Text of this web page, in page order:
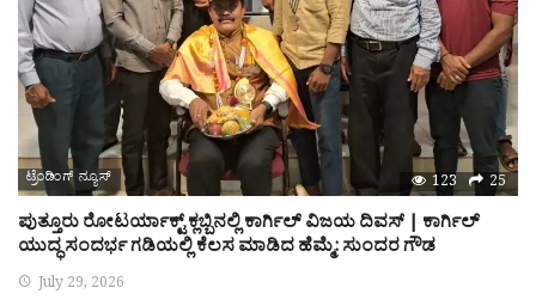
ಟ್ರೆಂಡಿಂಗ್ ನ್ಯೂಸ್ 123 25
ಪುತ್ತೂರು ರೋಟರ್ಯಾಕ್ಟ್ ಕ್ಲಬ್ಬಿನಲ್ಲಿ ಕಾರ್ಗಿಲ್ ವಿಜಯ ದಿವಸ್ | ಕಾರ್ಗಿಲ್
ಯುದ್ಧ ಸಂದರ್ಭ ಗಡಿಯಲ್ಲಿ ಕೆಲಸ ಮಾಡಿದ ಹೆಮ್ಮೆ: ಸುಂದರ ಗೌಡ
July 29, 2026